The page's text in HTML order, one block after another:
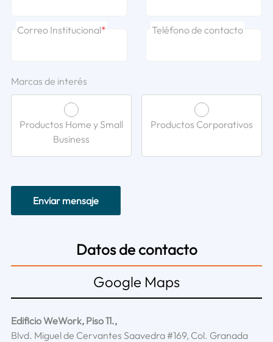
Correo Institucional* Teléfono de contacto
Marcas de interés
Productos Home y Small
Business
Productos Corporativos
Enviar mensaje
Datos de contacto
Google Maps
Edificio WeWork, Piso 11.,
Blvd. Miguel de Cervantes Saavedra #169, Col. Granada